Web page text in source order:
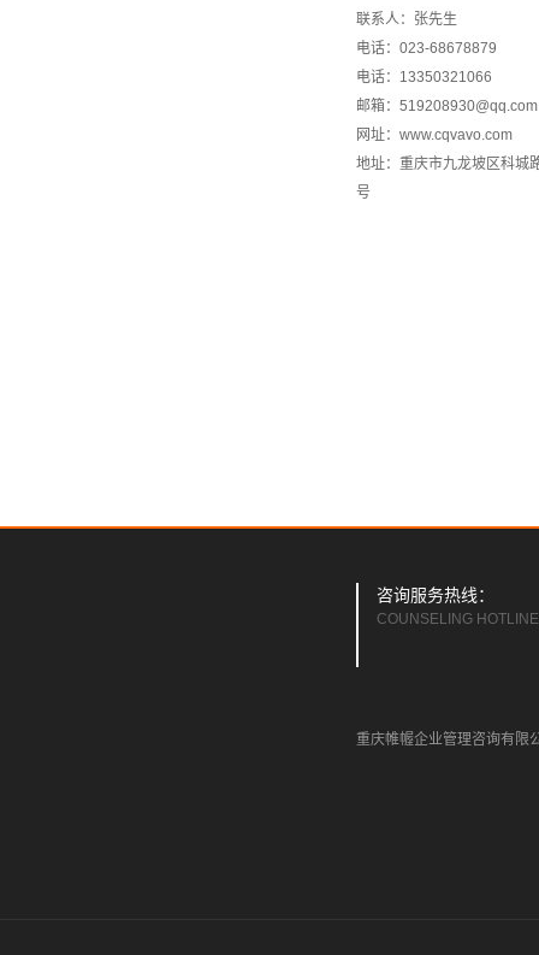
联系人：张先生
电话：023-68678879
电话：13350321066
邮箱：519208930@qq.com
网址：www.cqvavo.com
地址：重庆市九龙坡区科城
号
咨询服务热线：
COUNSELING HOTLINE
重庆帷幄企业管理咨询有限